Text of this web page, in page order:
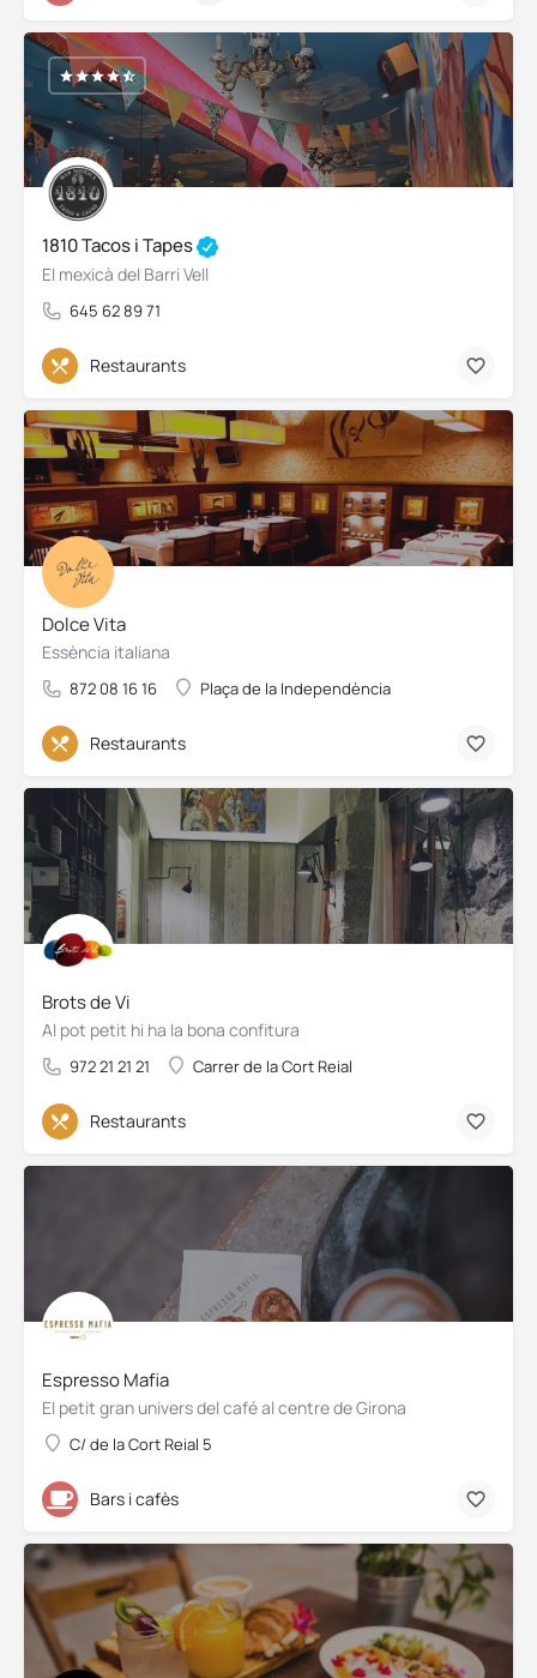
1810 Tacos i Tapes
El mexicà del Barri Vell
645 62 89 71
Restaurants
Dolce Vita
Essència italiana
872 08 16 16 Plaça de la Independència
Restaurants
Brots de Vi
Al pot petit hi ha la bona confitura
972 21 21 21 Carrer de la Cort Reial
Restaurants
Espresso Mafia
El petit gran univers del café al centre de Girona
C/ de la Cort Reial 5
Bars i cafès